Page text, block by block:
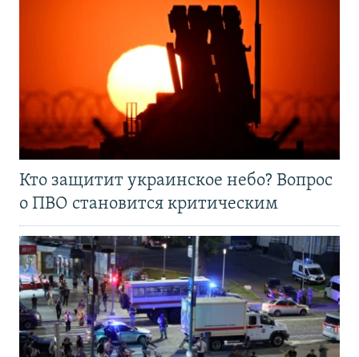
Кто защитит украинское небо? Вопрос
о ПВО становится критическим